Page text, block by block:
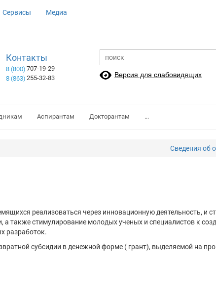
Сервисы Медиа
Контакты
8 (800) 707-19-29
8 (863) 255-32-83 Версия для слабовидящих
Аспирантам Докторантам ...
Сведения об
реализоваться через инновационную деятельность, и
а также стимулирование молодых ученых и специалистов к
разработок.
субсидии в денежной форме ( грант), выделяемой на